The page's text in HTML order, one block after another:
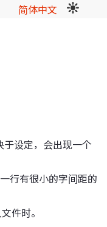
简体中文
于设定，会出现一个
行有很小的字间距的
件时。